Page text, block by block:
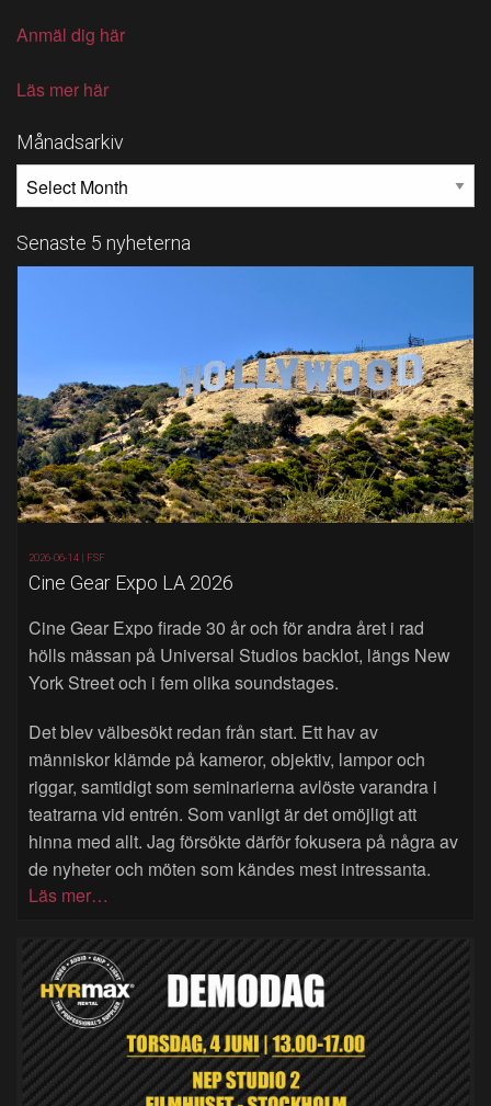
Anmäl dig här
Läs mer här
Månadsarkiv
Senaste 5 nyheterna
2026-06-14 | FSF
Cine Gear Expo LA 2026
Cine Gear Expo firade 30 år och för andra året i rad
hölls mässan på Universal Studios backlot, längs New
York Street och i fem olika soundstages.
Det blev välbesökt redan från start. Ett hav av
människor klämde på kameror, objektiv, lampor och
riggar, samtidigt som seminarierna avlöste varandra i
teatrarna vid entrén. Som vanligt är det omöjligt att
hinna med allt. Jag försökte därför fokusera på några av
de nyheter och möten som kändes mest intressanta.
Läs mer…